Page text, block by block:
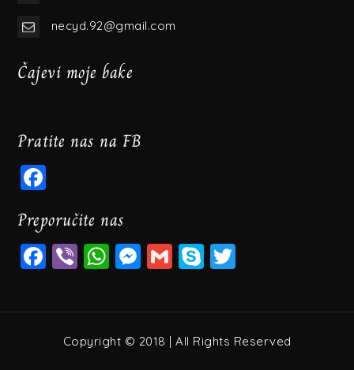
necyd.92@gmail.com
Čajevi moje bake
Pratite nas na FB
Preporučite nas
Facebook
ViberWhatsApp
Messenger
GmailSkype
Copyright © 2018 | All Rights Reserved